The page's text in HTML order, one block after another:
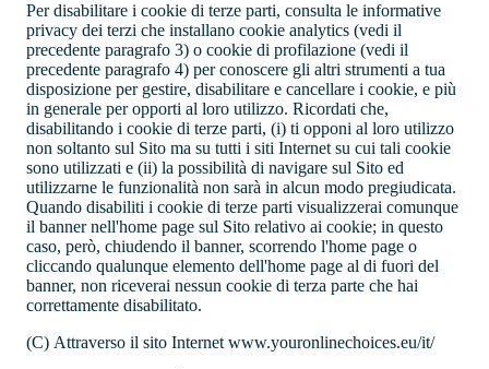
Per disabilitare i cookie di terze parti, consulta le informative
privacy dei terzi che installano cookie analytics (vedi il
precedente paragrafo 3) o cookie di profilazione (vedi il
precedente paragrafo 4) per conoscere gli altri strumenti a tua
disposizione per gestire, disabilitare e cancellare i cookie, e più
in generale per opporti al loro utilizzo. Ricordati che,
disabilitando i cookie di terze parti, (i) ti opponi al loro utilizzo
non soltanto sul Sito ma su tutti i siti Internet su cui tali cookie
sono utilizzati e (ii) la possibilità di navigare sul Sito ed
utilizzarne le funzionalità non sarà in alcun modo pregiudicata.
Quando disabiliti i cookie di terze parti visualizzerai comunque
il banner nell'home page sul Sito relativo ai cookie; in questo
caso, però, chiudendo il banner, scorrendo l'home page o
cliccando qualunque elemento dell'home page al di fuori del
banner, non riceverai nessun cookie di terza parte che hai
correttamente disabilitato.
(C) Attraverso il sito Internet www.youronlinechoices.eu/it/